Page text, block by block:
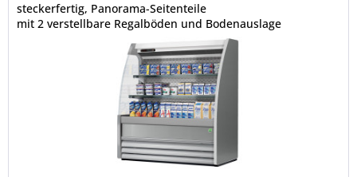
steckerfertig, Panorama-Seitenteile
mit 2 verstellbare Regalböden und Bodenauslage